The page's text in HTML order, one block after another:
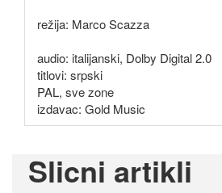
režija: Marco Scazza
audio: italijanski, Dolby Digital 2.0
titlovi: srpski
PAL, sve zone
izdavac: Gold Music
Slicni artikli